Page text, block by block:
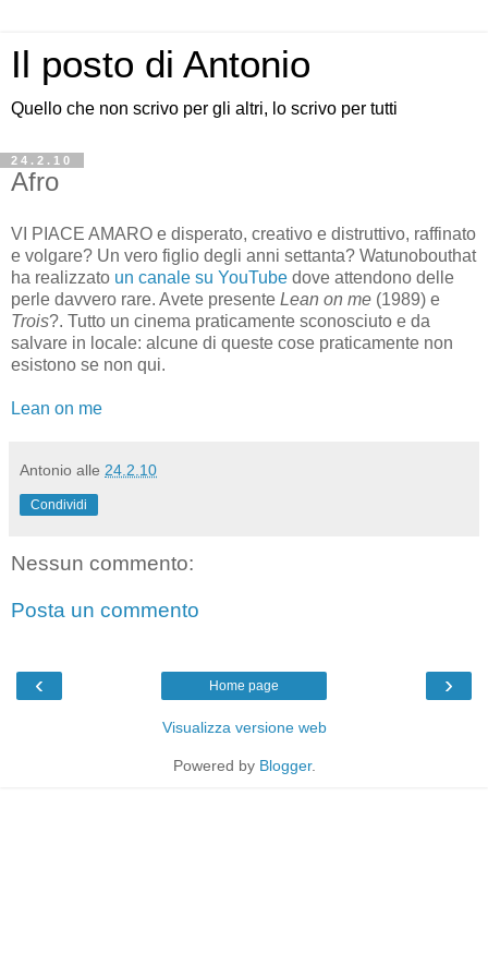
Il posto di Antonio
Quello che non scrivo per gli altri, lo scrivo per tutti
24.2.10
Afro
VI PIACE AMARO e disperato, creativo e distruttivo, raffinato
e volgare? Un vero figlio degli anni settanta? Watunobouthat
ha realizzato un canale su YouTube dove attendono delle
perle davvero rare. Avete presente Lean on me (1989) e
Trois?. Tutto un cinema praticamente sconosciuto e da
salvare in locale: alcune di queste cose praticamente non
esistono se non qui.
Lean on me
Antonio alle 24.2.10
Condividi
Nessun commento:
Posta un commento
‹ ›
Home page
Visualizza versione web
Powered by Blogger.